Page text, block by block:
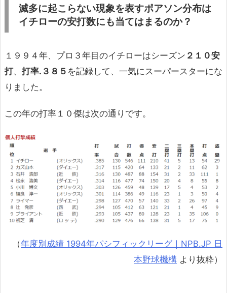
滅多に起こらない現象を表すポアソン分布は
イチローの安打数にも当てはまるのか？
１９９４年、プロ３年目のイチローはシーズン ２１０安
打、 打率. ３８５ を記録して、一気にスーパースターにな
りました。
この年の打率１０傑は次の通りです。
（年度別成績 1994年パシフィックリーグ｜NPB.JP 日
本野球機構 より抜粋）